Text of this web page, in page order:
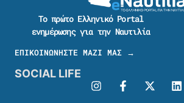
Το πρώτο Ελληνικό Portal
ενημέρωσης για την Ναυτιλία
ΕΠΙΚΟΙΝΩΝΗΣΤΕ ΜΑΖΙ ΜΑΣ →
SOCIAL LIFE